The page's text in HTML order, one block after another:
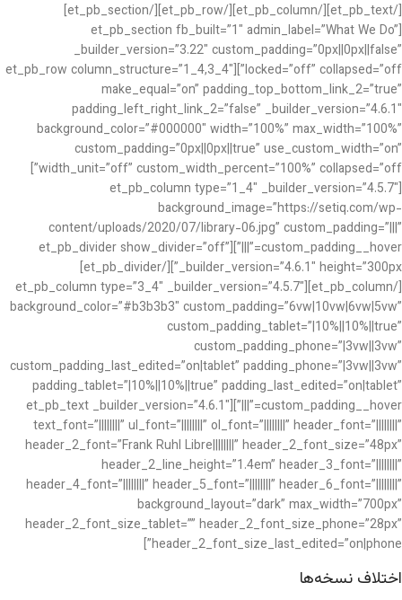
[/et_pb_text][/et_pb_column][/et_pb_row][/et_pb_section]
[et_pb_section fb_built=”1″ admin_label=”What We Do”
_builder_version=”3.22″ custom_padding=”0px||0px||false”
locked=”off” collapsed=”off”][et_pb_row column_structure=”1_4,3_4″
make_equal=”on” padding_top_bottom_link_2=”true”
padding_left_right_link_2=”false” _builder_version=”4.6.1″
background_color=”#000000″ width=”100%” max_width=”100%”
custom_padding=”0px||0px||true” use_custom_width=”on”
width_unit=”off” custom_width_percent=”100%” collapsed=”off”]
[et_pb_column type=”1_4″ _builder_version=”4.5.7″
background_image=”https://setiq.com/wp-
content/uploads/2020/07/library-06.jpg” custom_padding=”|||”
custom_padding__hover=”|||”][et_pb_divider show_divider=”off”
_builder_version=”4.6.1″ height=”300px”][/et_pb_divider]
[/et_pb_column][et_pb_column type=”3_4″ _builder_version=”4.5.7″
background_color=”#b3b3b3″ custom_padding=”6vw|10vw|6vw|5vw”
custom_padding_tablet=”|10%||10%||true”
custom_padding_phone=”|3vw||3vw”
custom_padding_last_edited=”on|tablet” padding_phone=”|3vw||3vw”
padding_tablet=”|10%||10%||true” padding_last_edited=”on|tablet”
custom_padding__hover=”|||”][et_pb_text _builder_version=”4.6.1″
text_font=”||||||||” ul_font=”||||||||” ol_font=”||||||||” header_font=”||||||||”
header_2_font=”Frank Ruhl Libre||||||||” header_2_font_size=”48px”
header_2_line_height=”1.4em” header_3_font=”||||||||”
header_4_font=”||||||||” header_5_font=”||||||||” header_6_font=”||||||||”
background_layout=”dark” max_width=”700px”
header_2_font_size_tablet=”” header_2_font_size_phone=”28px”
header_2_font_size_last_edited=”on|phone”]
اختلاف نسخه‌ها